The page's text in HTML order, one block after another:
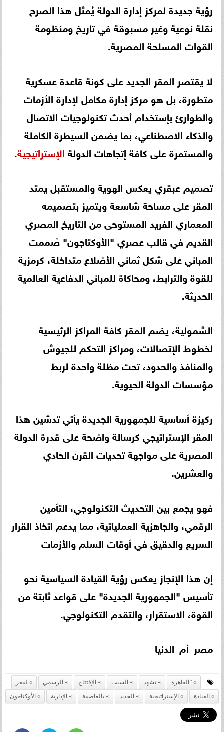
رؤية جديدة لمركز إدارة الدولة يُمثل هذا الصرح
نقلة نوعية وغير مسبوقة في تاريخ ومنظومة
القوات المسلحة المصرية.
لا يقتصر المقر الجديد على كونة قاعدة عسكرية
متطورة، بل هو مركز إدارة مكامل لإدارة الأزمات
والطوارئ بإستخدام أحدث تكنولوجيات الاتصال
والذكاء الاصطناعي، بما يضمن السيطرة الكاملة
والمستمرة على كافة إتجاهات الدولة الإستراتيجية.
تصميم عبقري يعكس الهوية والمستقبل يمتد
المقر على مساحة شاسعة ويتميز بتصميمه
المعماري الفريد المستوحى من التاريخ المصري
القديم في قالب عصري "الأوكتاجون" صُممت
المباني على شكل ثماني الأضلاع متداخلة، كرمزية
للقوة والترابط، ومحاكاة للمباني الدفاعية العالمية
الحديثة.
الشمولية، يضم المقر كافة المراكز الرئيسية
لخطوط الإتصالات، ومراكز التحكم للجيوش
والمنافذ والحدود، تحت مظلة واحدة لربط
مؤسسات الدولة الحيوية.
ركيزة أساسية للجمهورية الجديدة يأتي تدشين هذا
المقر الإستراتيجي كرسالة واضحة على قدرة الدولة
المصرية على مواجهة تحديات القرن الحادي
والعشرين.
فهو يجمع بين التحديث التكنولوجي، التأمين
الرقمي، والجاهزية العملياتية، مما يدعم اتخاذ القرار
السريع والدقيق في أوقات السلم والأزمات
إن هذا الإنجاز يعكس رؤية القيادة السياسية نحو
تأسيس "الجمهورية الجديدة" على قواعد ثابتة من
القوة، الاستقرار، والتقدم التكنولوجي.
مصر_أم_الدنيا
”القاهرة تشهد السبت الإفتتاح الرسمي
لمقر
القيادة
الإستراتيجية الجديد بالعاصمة الإدارية الأوكتاجون